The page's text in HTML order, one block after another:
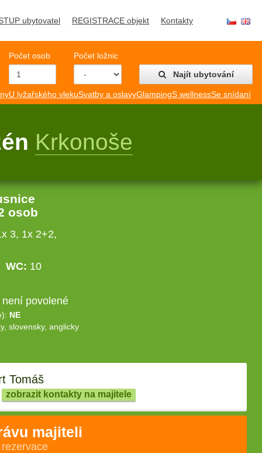
ubytovatel REGISTRACE objekt Kontakty
Počet osob
Počet ložnic
Najít ubytování
U lyžařského vlekuSvatby a oslavyGlampingS wellnessSe snídaní
Krkonoše
osob
3, 1x 2+2,
WC: 10
není povolené
NE
slovensky, anglicky
Tomáš
zobrazit kontakty na majitele
majiteli